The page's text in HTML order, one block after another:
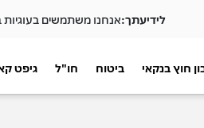
לידיעתך:אנחנו משתמשים
חוץ בנקאי ביטוח חו"ל גיפט